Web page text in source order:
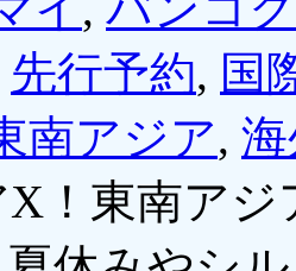
先行予約, 国
南アジア,
！東南ア